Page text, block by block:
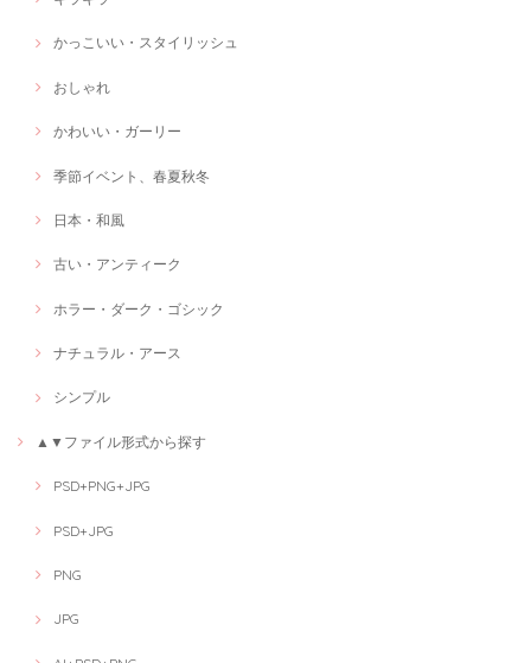
かっこいい・スタイリッシュ
おしゃれ
かわいい・ガーリー
季節イベント、春夏秋冬
日本・和風
古い・アンティーク
ホラー・ダーク・ゴシック
ナチュラル・アース
シンプル
▲▼ファイル形式から探す
PSD+PNG+JPG
PSD+JPG
PNG
JPG